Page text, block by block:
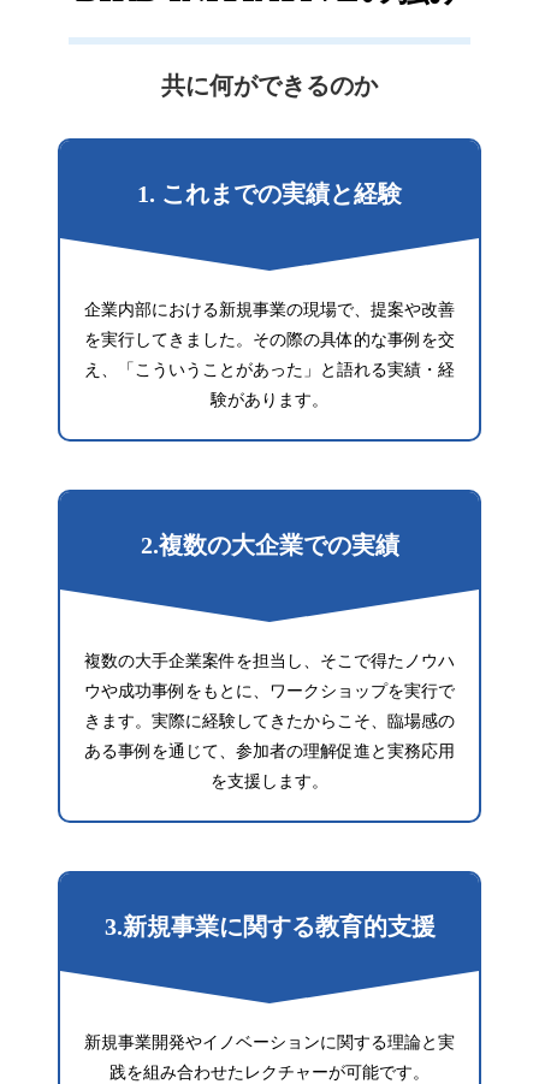
共に何ができるのか
1. これまでの実績と経験
企業内部における新規事業の現場で、提案や改善
を実行してきました。その際の具体的な事例を交
え、「こういうことがあった」と語れる実績・経
験があります。
2.複数の大企業での実績
複数の大手企業案件を担当し、そこで得たノウハ
ウや成功事例をもとに、ワークショップを実行で
きます。実際に経験してきたからこそ、臨場感の
ある事例を通じて、参加者の理解促進と実務応用
を支援します。
3.新規事業に関する教育的支援
新規事業開発やイノベーションに関する理論と実
践を組み合わせたレクチャーが可能です。